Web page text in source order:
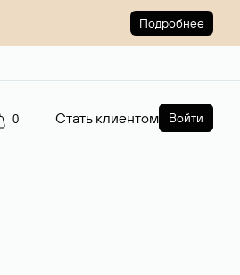
Подробнее
0 Стать клиентом Войти